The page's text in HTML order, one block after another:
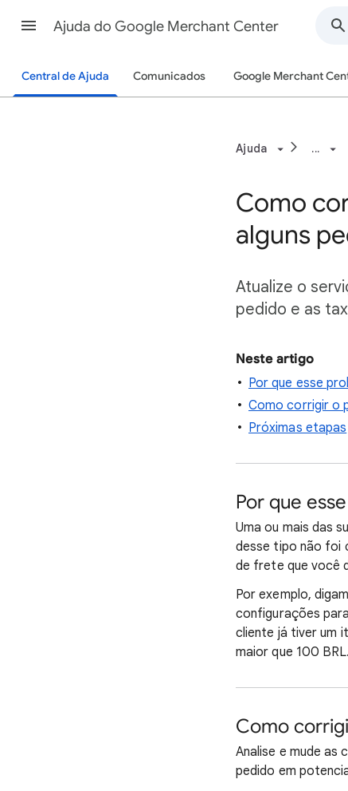
Ajuda do Google Merchant Center
Central de Ajuda Comunicados Google Merchant
Ajuda ...
Como
alguns
Atualize o
pedido e as
Neste artigo
Por que esse
Como corrigir o
Próximas etapas
Por que
Uma ou mais das
desse tipo não foi
de frete que você
Por exemplo,
configurações
cliente já tiver um
maior que 100
Como
Analise e mude
pedido em